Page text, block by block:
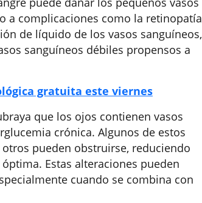
a complicaciones como la retinopatía
de líquido de los vasos sanguíneos,
sanguíneos débiles propensos a
gratuita este viernes
que los ojos contienen vasos
crónica. Algunos de estos
pueden obstruirse, reduciendo
Estas alteraciones pueden
cuando se combina con